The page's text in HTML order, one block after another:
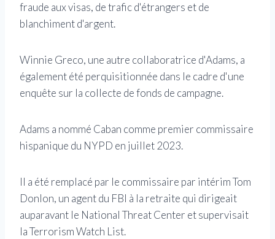
fraude aux visas, de trafic d'étrangers et de
blanchiment d'argent.
Winnie Greco, une autre collaboratrice d'Adams, a
également été perquisitionnée dans le cadre d'une
enquête sur la collecte de fonds de campagne.
Adams a nommé Caban comme premier commissaire
hispanique du NYPD en juillet 2023.
Il a été remplacé par le commissaire par intérim Tom
Donlon, un agent du FBI à la retraite qui dirigeait
auparavant le National Threat Center et supervisait
la Terrorism Watch List.